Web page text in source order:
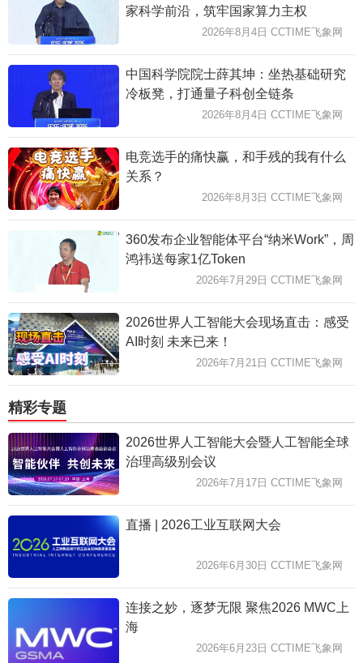
家科学前沿，筑牢国家算力主权
2026年8月4日 CCTIME飞象网
中国科学院院士薛其坤：坐热基础研究
冷板凳，打通量子科创全链条
2026年8月4日 CCTIME飞象网
电竞选手的痛快赢，和手残的我有什么
关系？
2026年8月3日 CCTIME飞象网
360发布企业智能体平台“纳米Work”，周
鸿祎送每家1亿Token
2026年7月29日 CCTIME飞象网
2026世界人工智能大会现场直击：感受
AI时刻 未来已来！
2026年7月21日 CCTIME飞象网
精彩专题
2026世界人工智能大会暨人工智能全球
治理高级别会议
2026年7月17日 CCTIME飞象网
直播 | 2026工业互联网大会
2026年6月30日 CCTIME飞象网
连接之妙，逐梦无限 聚焦2026 MWC上
海
2026年6月23日 CCTIME飞象网